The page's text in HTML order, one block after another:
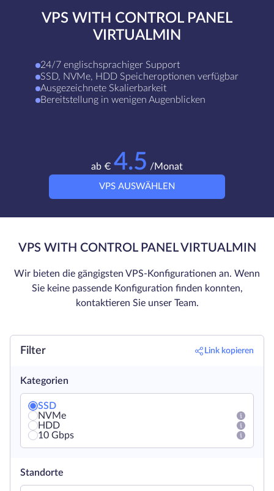
VPS WITH CONTROL PANEL
VIRTUALMIN
24/7 englischsprachiger Support
SSD, NVMe, HDD Speicheroptionen verfügbar
Ausgezeichnete Skalierbarkeit
Bereitstellung in wenigen Augenblicken
ab € 4.5 /Monat
VPS AUSWÄHLEN
VPS WITH CONTROL PANEL VIRTUALMIN
Wir bieten die gängigsten VPS-Konfigurationen an. Wenn
Sie keine passende Konfiguration finden konnten,
kontaktieren Sie unser Team.
Filter Link kopieren
Kategorien
SSD
NVMe
HDD
10 Gbps
Standorte